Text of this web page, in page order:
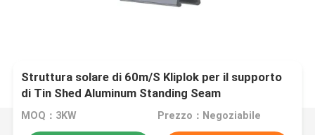
Struttura solare di 60m/S Kliplok per il supporto
di Tin Shed Aluminum Standing Seam
MOQ：3KW Prezzo：Negoziabile